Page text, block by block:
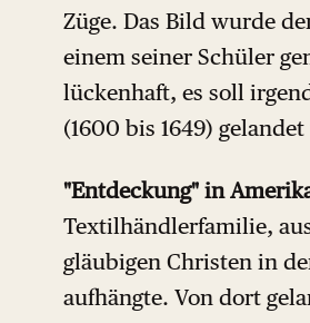
Züge. Das Bild wurde
einem seiner Schüler
lückenhaft, es soll
(1600 bis 1649)
"Entdeckung" in
Textilhändlerfamilie,
gläubigen Christen in
aufhängte. Von dort